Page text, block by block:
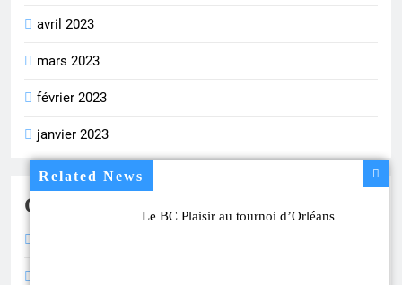
Related News
Le BC Plaisir au tournoi d’Orléans
avril 2023
mars 2023
février 2023
janvier 2023
Catégories